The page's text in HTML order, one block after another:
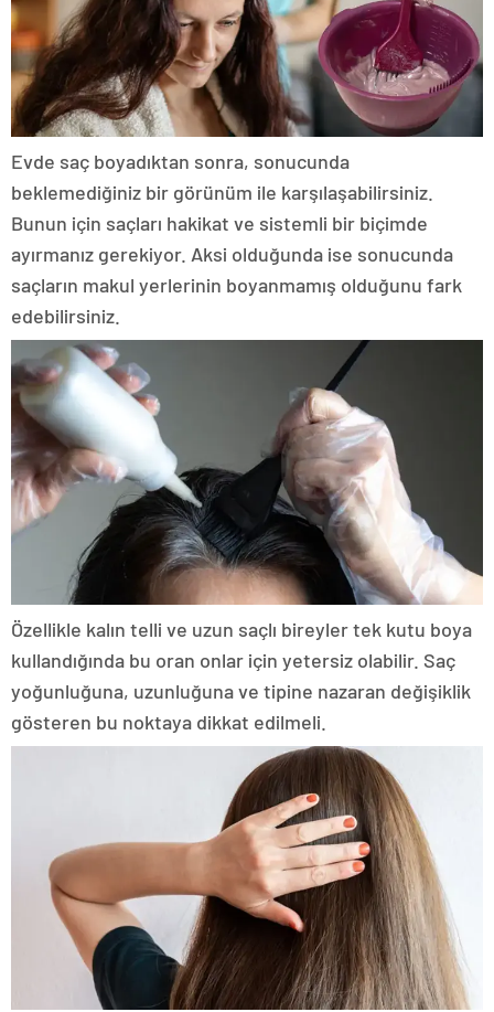
Evde saç boyadıktan sonra, sonucunda
beklemediğiniz bir görünüm ile karşılaşabilirsiniz.
Bunun için saçları hakikat ve sistemli bir biçimde
ayırmanız gerekiyor. Aksi olduğunda ise sonucunda
saçların makul yerlerinin boyanmamış olduğunu fark
edebilirsiniz.
Özellikle kalın telli ve uzun saçlı bireyler tek kutu boya
kullandığında bu oran onlar için yetersiz olabilir. Saç
yoğunluğuna, uzunluğuna ve tipine nazaran değişiklik
gösteren bu noktaya dikkat edilmeli.